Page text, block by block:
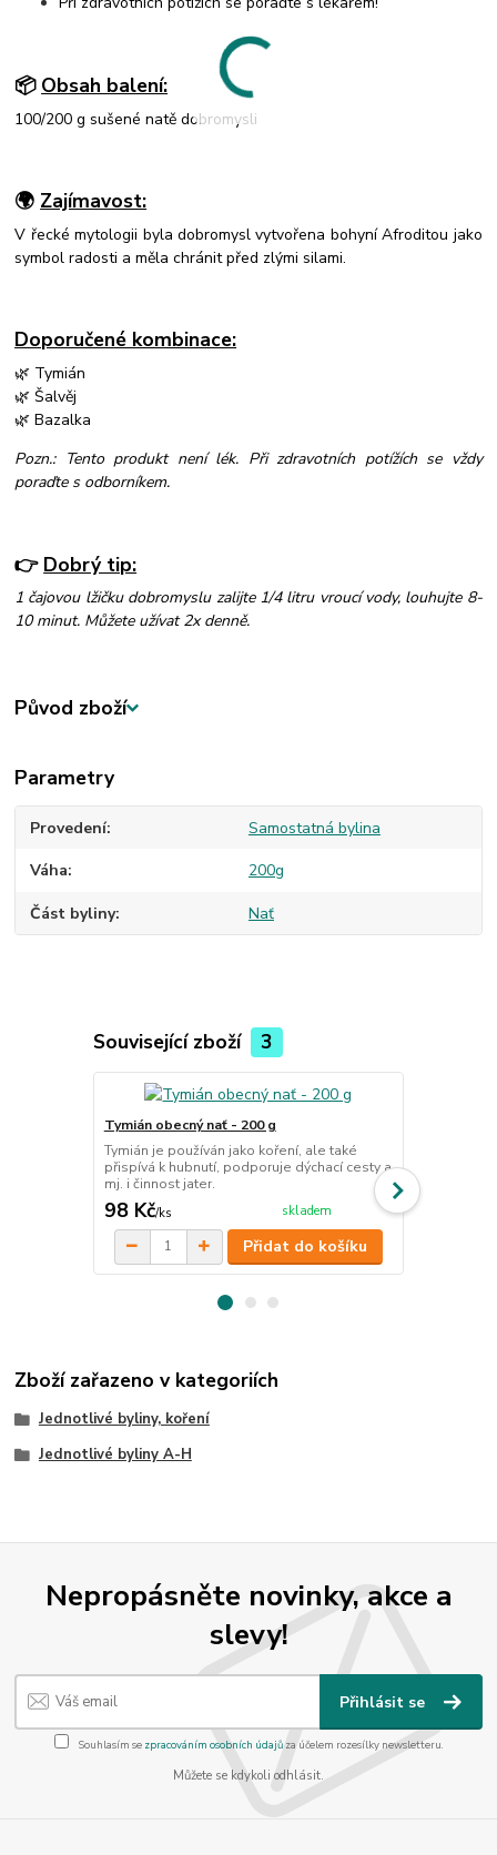
📦 Obsah balení:
100/200 g sušené natě dobromysli
🌍 Zajímavost:
V řecké mytologii byla dobromysl vytvořena bohyní Afroditou jako
symbol radosti a měla chránit před zlými silami.
Doporučené kombinace:
🌿 Tymián
🌿 Šalvěj
🌿 Bazalka
Pozn.: Tento produkt není lék. Při zdravotních potížích se vždy
poraďte s odborníkem.
👉 Dobrý tip:
1 čajovou lžičku dobromyslu zalijte 1/4litru vroucí vody, louhujte 8-
10 minut. Můžete užívat 2x denně.
Původ zboží
Parametry
Provedení Samostatná bylina
Váha 200g
Část byliny Nať
Související zboží 3
Tymián obecný nať - 200 g
Tymián je používán jako koření, ale také
přispívá k hubnutí, podporuje dýchací cesty a
mj. i činnost jater.
98 Kč/ks skladem
Přidat do košíku
203 Kč
Zboží zařazeno v kategoriích
Jednotlivé byliny, koření
Jednotlivé byliny A-H
Nepropásněte novinky, akce a
slevy!
Přihlásit se
Souhlasím se zpracováním osobních údajůza účelem rozesílky newsletteru.
Můžete se kdykoli odhlásit.